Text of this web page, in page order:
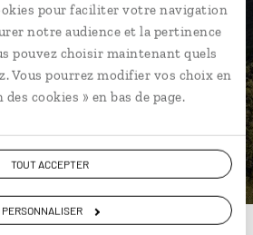
pour faciliter votre navigation
notre audience et la pertinence
pouvez choisir maintenant quels
Vous pourrez modifier vos choix en
cookies » en bas de page.
TOUT ACCEPTER
PERSONNALISER